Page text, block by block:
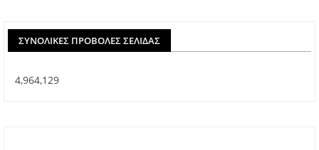
ΣΥΝΟΛΙΚΈΣ ΠΡΟΒΟΛΈΣ ΣΕΛΊΔΑΣ
4,964,129